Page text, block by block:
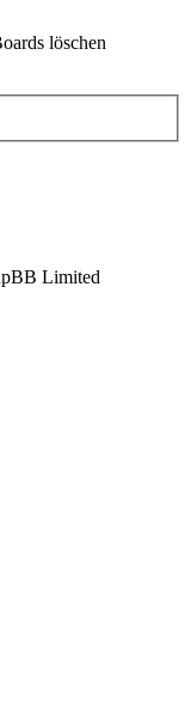
löschen
Limited